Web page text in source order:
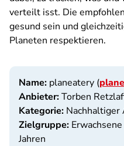
verteilt isst. Die
gesund sein und
Planeten respektieren.
Name: planeatery (
Anbieter:Torben
Kategorie:
Zielgruppe:
Jahren